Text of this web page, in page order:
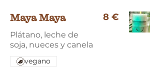
Maya Maya
Plátano, leche de
soja, nueces y canela
8 €
vegano